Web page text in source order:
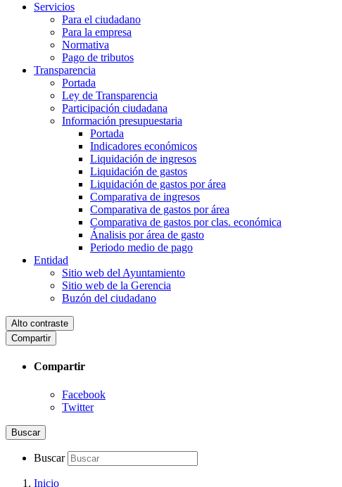
Servicios
Para el ciudadano
Para la empresa
Normativa
Pago de tributos
Transparencia
Portada
Ley de Transparencia
Participación ciudadana
Información presupuestaria
Portada
Indicadores económicos
Liquidación de ingresos
Liquidación de gastos
Liquidación de gastos por área
Comparativa de ingresos
Comparativa de gastos por área
Comparativa de gastos por clas. económica
Ánalisis por área de gasto
Periodo medio de pago
Entidad
Sitio web del Ayuntamiento
Sitio web de la Gerencia
Buzón del ciudadano
Alto contraste
Compartir
Compartir
Facebook
Twitter
Buscar
Buscar
Inicio